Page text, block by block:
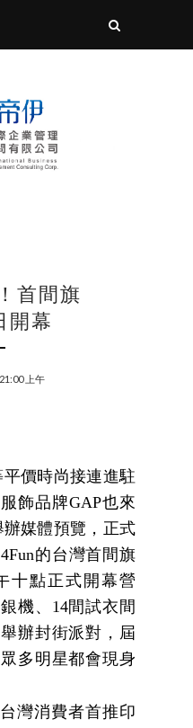
首間旗
開幕
上午
平價時尚接連進駐
飾品牌GAP也來
辦媒體預覽，正式
的台灣首間旗
十點正式開幕營
機、 14間試衣間
辦封街派對，屆
多明星都會現身
灣消費者首推印